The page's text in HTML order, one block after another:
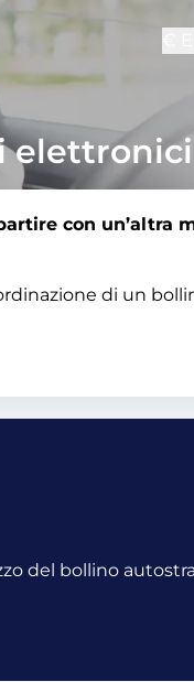
elettronici
con un’altra
di un
del bollino